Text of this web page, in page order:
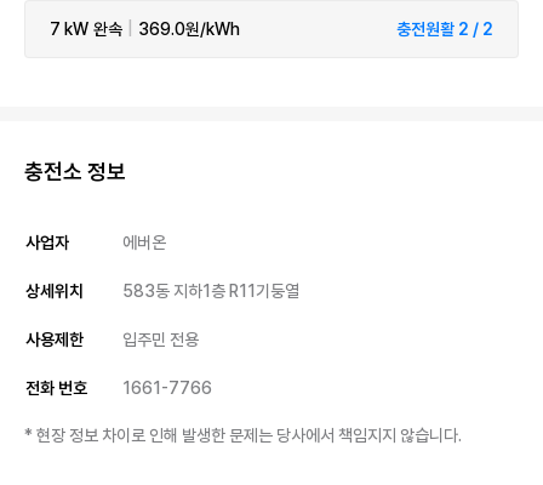
7 kW 완속 369.0원/kWh 충전원활 2 / 2
충전소 정보
사업자 에버온
상세위치 583동 지하1층 R11기둥열
사용제한 입주민 전용
전화 번호 1661-7766
* 현장 정보 차이로 인해 발생한 문제는 당사에서 책임지지 않습니다.